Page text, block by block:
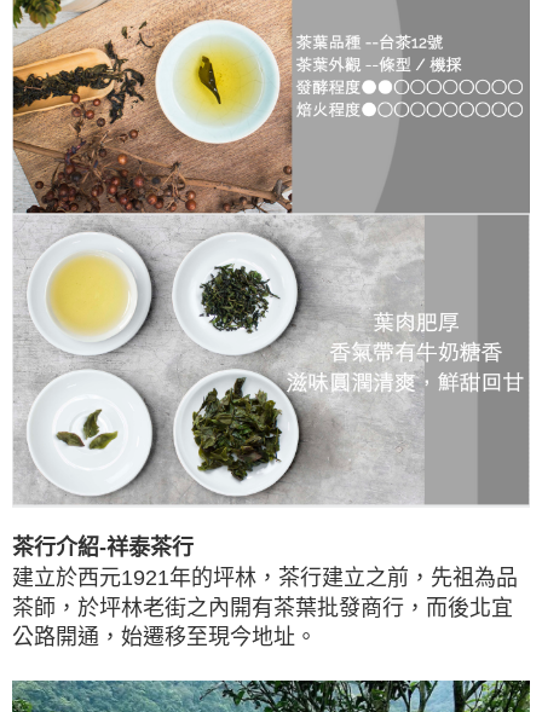
每筆NT$100，滿NT$699(含以上)免運費
付款後7-11取貨
每筆NT$100，滿NT$699(含以上)免運費
宅配
每筆NT$100，滿NT$699(含以上)免運費
茶行介紹-祥泰茶行
建立於西元1921年的坪林，茶行建立之前，先祖為品
茶師，於坪林老街之內開有茶葉批發商行，而後北宜
公路開通，始遷移至現今地址。